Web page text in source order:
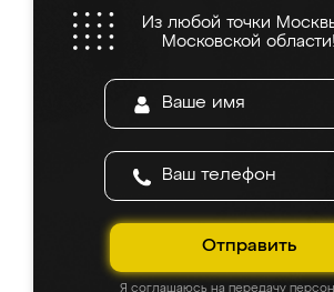
Из любой точки
Московской области!
Отправить
Я соглашаюсь на передачу